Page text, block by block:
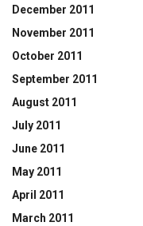
December 2011
November 2011
October 2011
September 2011
August 2011
July 2011
June 2011
May 2011
April 2011
March 2011